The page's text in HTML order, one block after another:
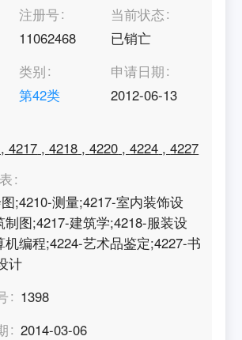
注册号
11062468
当前状态
已销亡
类别
第42类
申请日期
2012-06-13
,4217 ,4218 ,4220 ,4224 ,4227
;4210-测量;4217-室内装饰设
制图;4217-建筑学;4218-服装设
机编程;4224-艺术品鉴定;4227-书
计
1398
2014-03-06